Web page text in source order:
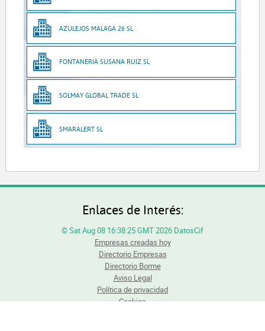
AZULEJOS MALAGA 26 SL
FONTANERIA SUSANA RUIZ SL
SOLMAY GLOBAL TRADE SL
SMARALERT SL
Enlaces de Interés:
© Sat Aug 08 16:38:25 GMT 2026 DatosCif
Empresas creadas hoy
Directorio Empresas
Directorio Borme
Aviso Legal
Política de privacidad
Cookies